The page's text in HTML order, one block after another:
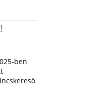
ben